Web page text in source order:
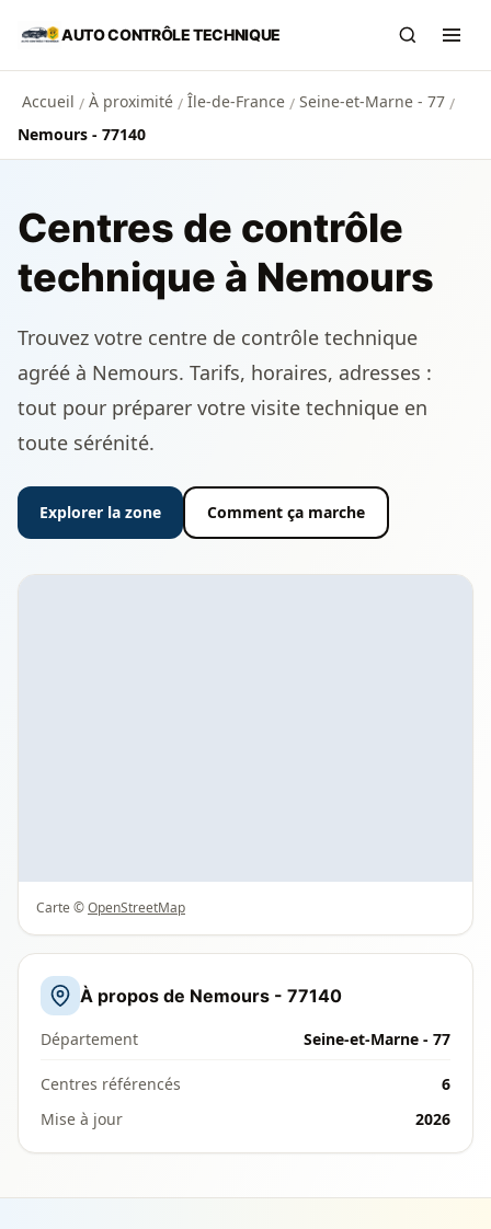
Aller au contenu principal
AUTO CONTRÔLE TECHNIQUE
Accueil / À proximité / Île-de-France / Seine-et-Marne - 77 /
Nemours - 77140
Centres de contrôle
technique à Nemours
Trouvez votre centre de contrôle technique
agréé à Nemours. Tarifs, horaires, adresses :
tout pour préparer votre visite technique en
toute sérénité.
Explorer la zone Comment ça marche
Carte ©OpenStreetMap
À propos de Nemours - 77140
Département Seine-et-Marne - 77
Centres référencés
6
Mise à jour
2026